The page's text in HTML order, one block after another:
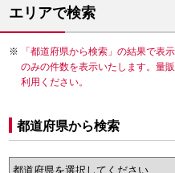
エリアで検索
「都道府県から検索」の結果で表
のみの件数を表示いたします。量
利用ください。
都道府県から検索